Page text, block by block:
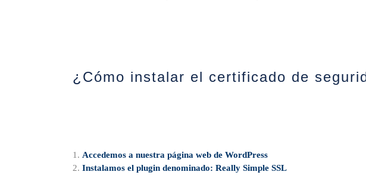
¿Cómo instalar el certificado de
Accedemos a nuestra página web de WordPress
Instalamos el plugin denominado: Really Simple SSL